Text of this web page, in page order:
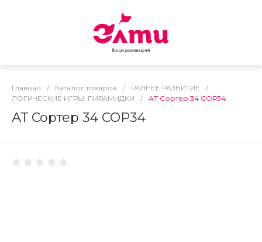
Главная / Каталог товаров / РАННЕЕ РАЗВИТИЕ
/
ЛОГИЧЕСКИЕ ИГРЫ, ПИРАМИДКИ
/ АТ Сортер 34 СОР34
АТ Сортер 34 СОР34